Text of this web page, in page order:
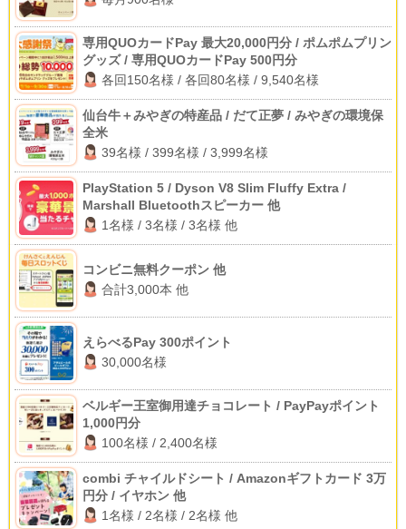
専用QUOカードPay 最大20,000円分 / ポムポムプリン
グッズ / 専用QUOカードPay 500円分
各回150名様 / 各回80名様 / 9,540名様
仙台牛＋みやぎの特産品 / だて正夢 / みやぎの環境保
全米
39名様 / 399名様 / 3,999名様
PlayStation 5 / Dyson V8 Slim Fluffy Extra /
Marshall Bluetoothスピーカー 他
1名様 / 3名様 / 3名様 他
コンビニ無料クーポン 他
合計3,000本 他
えらべるPay 300ポイント
30,000名様
ベルギー王室御用達チョコレート / PayPayポイント
1,000円分
100名様 / 2,400名様
combi チャイルドシート / Amazonギフトカード 3万
円分 / イヤホン 他
1名様 / 2名様 / 2名様 他